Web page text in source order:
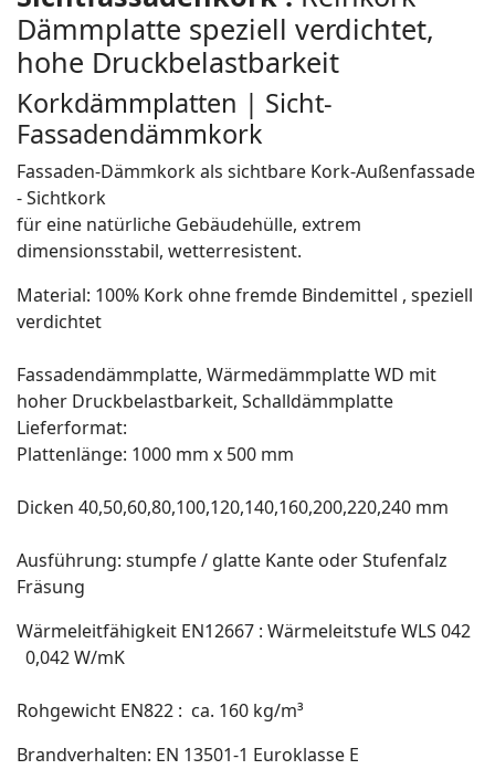
Dämmplatte speziell verdichtet,
hohe Druckbelastbarkeit
Korkdämmplatten | Sicht-
Fassadendämmkork
Fassaden-Dämmkork als sichtbare Kork-Außenfassade
- Sichtkork
für eine natürliche Gebäudehülle, extrem
dimensionsstabil, wetterresistent.
Material: 100% Kork ohne fremde Bindemittel , speziell
verdichtet
Fassadendämmplatte, Wärmedämmplatte WD mit
hoher Druckbelastbarkeit, Schalldämmplatte
Lieferformat:
Plattenlänge: 1000 mm x 500 mm
Dicken 40,50,60,80,100,120,140,160,200,220,240 mm
Ausführung: stumpfe / glatte Kante oder Stufenfalz
Fräsung
Wärmeleitfähigkeit EN12667 : Wärmeleitstufe WLS 042
0,042 W/mK
Rohgewicht EN822 : ca. 160 kg/m³
Brandverhalten: EN 13501-1 Euroklasse E